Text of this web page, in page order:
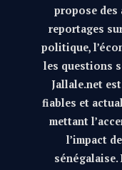
propose des
reportages
politique,
les questions
Jallale.net
fiables et
mettant
l’impact
sénégalaise.